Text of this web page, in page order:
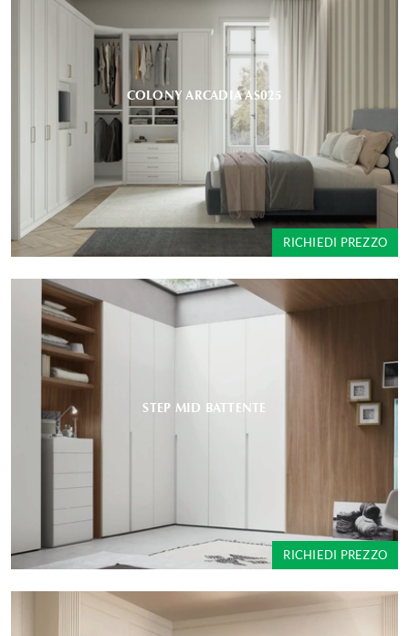
COLONY ARCADIA AS025
RICHIEDI PREZZO
STEP MID BATTENTE
RICHIEDI PREZZO